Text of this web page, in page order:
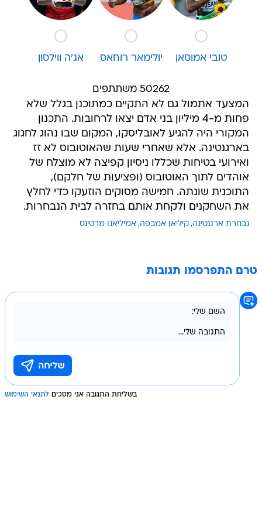
טובי אמוסאן יולימאר רוחאס אג'ה ווילסון
50262 משתתפים
המצעד אתמול גם לא התקיים כמתוכנן בגלל שלא
פחות מ-4 מיליון בני אדם יצאו לרחובות. התכנון
המקורי היה להגיע לאובליסקו, המקום שבו נהוג לחגוג
בארגנטינה. אלא שאחרי שעות שהאוטובוס לא זז
ואירועי בטיחות שכללו ניסיון קפיצה לא מוצלח של
אוהדים לתוך האוטובוס (ופציעות של חלקם),
התוכנית שונתה. חמישה מסוקים הוזעקו כדי לחלץ
את השחקנים ולקחת אותם בחזרה לבית הנבחרות.
נבחרת ארגנטינה קיליאן אמבפה אמיליאנו מרטינס
טרם התפרסמו תגובות
בשליחת התגובה אני מסכים לתנאי השימוש